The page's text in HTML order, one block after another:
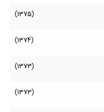
(1375)
(1374)
(1373)
(1373)